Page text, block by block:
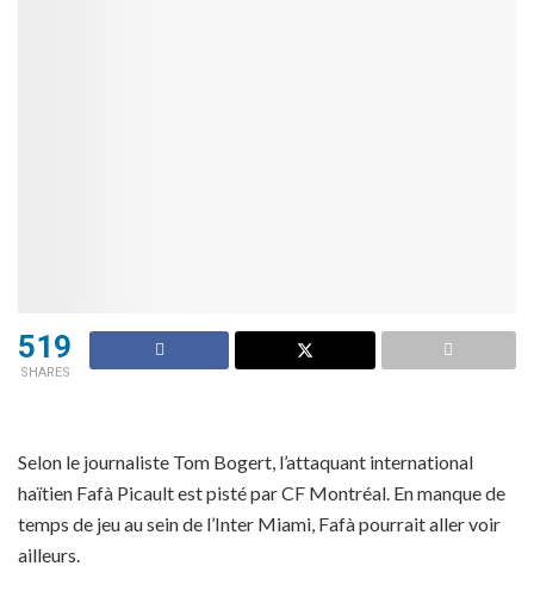
519
SHARES
Selon le journaliste Tom Bogert, l’attaquant international
haïtien Fafà Picault est pisté par CF Montréal. En manque de
temps de jeu au sein de l’Inter Miami, Fafà pourrait aller voir
ailleurs.